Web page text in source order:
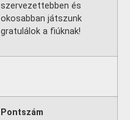
szervezettebben és
okosabban játszunk
gratulálok a fiúknak!
Pontszám